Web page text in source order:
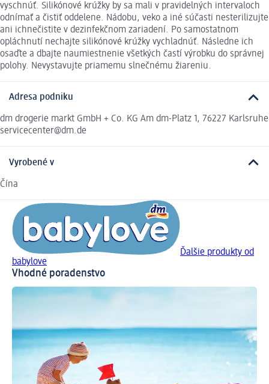
vyschnúť. Silikónové krúžky by sa mali v pravidelných intervaloch
odnímať a čistiť oddelene. Nádobu, veko a iné súčasti nesterilizujte
ani ichnečistite v dezinfekčnom zariadení. Po samostatnom
opláchnutí nechajte silikónové krúžky vychladnúť. Následne ich
osaďte a dbajte naumiestnenie všetkých častí výrobku do správnej
polohy. Nevystavujte priamemu slnečnému žiareniu.
Adresa podniku
dm drogerie markt GmbH + Co. KG Am dm-Platz 1, 76227 Karlsruhe
servicecenter@dm.de
Vyrobené v
Čína
Ďalšie produkty od
babylove
Vhodné poradenstvo